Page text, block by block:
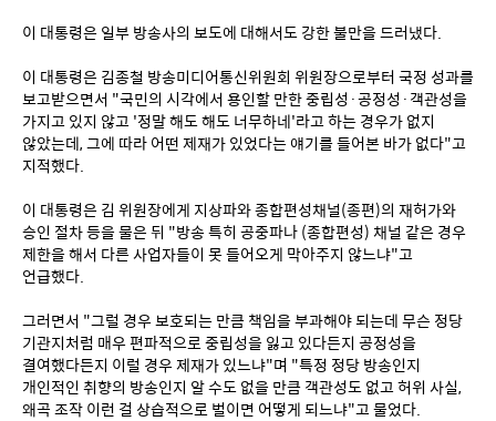
이 대통령은 일부 방송사의 보도에 대해서도 강한 불만을 드러냈다.
이 대통령은 김종철 방송미디어통신위원회 위원장으로부터 국정 성과를
보고받으면서 "국민의 시각에서 용인할 만한 중립성·공정성·객관성을
가지고 있지 않고 '정말 해도 해도 너무하네'라고 하는 경우가 없지
않았는데, 그에 따라 어떤 제재가 있었다는 얘기를 들어본 바가 없다"고
지적했다.
이 대통령은 김 위원장에게 지상파와 종합편성채널(종편)의 재허가와
승인 절차 등을 물은 뒤 "방송 특히 공중파나 (종합편성) 채널 같은 경우
제한을 해서 다른 사업자들이 못 들어오게 막아주지 않느냐"고
언급했다.
그러면서 "그럴 경우 보호되는 만큼 책임을 부과해야 되는데 무슨 정당
기관지처럼 매우 편파적으로 중립성을 잃고 있다든지 공정성을
결여했다든지 이럴 경우 제재가 있느냐"며 "특정 정당 방송인지
개인적인 취향의 방송인지 알 수도 없을 만큼 객관성도 없고 허위 사실,
왜곡 조작 이런 걸 상습적으로 벌이면 어떻게 되느냐"고 물었다.